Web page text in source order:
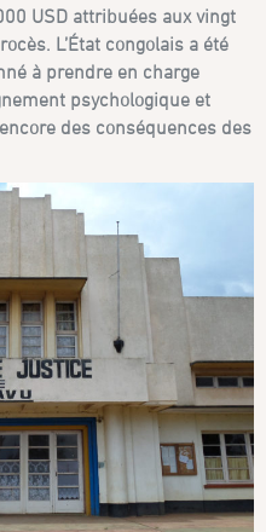
USD attribuées aux vingt
L’État congolais a été
à prendre en charge
psychologique et
des conséquences des